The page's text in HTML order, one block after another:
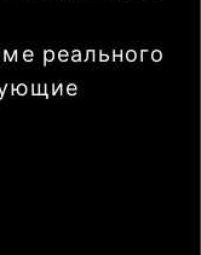
реального